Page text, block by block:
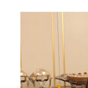
Previous